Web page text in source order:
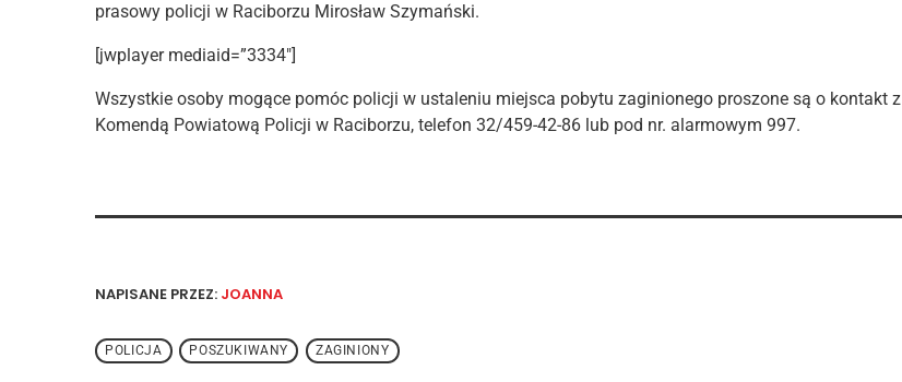
prasowy policji w Raciborzu Mirosław Szymański.
[jwplayer mediaid=”3334″]
Wszystkie osoby mogące pomóc policji w ustaleniu miejsca pobytu zaginionego proszone są o kontakt z
Komendą Powiatową Policji w Raciborzu, telefon 32/459-42-86 lub pod nr. alarmowym 997.
NAPISANE PRZEZ: JOANNA
POLICJA POSZUKIWANY ZAGINIONY